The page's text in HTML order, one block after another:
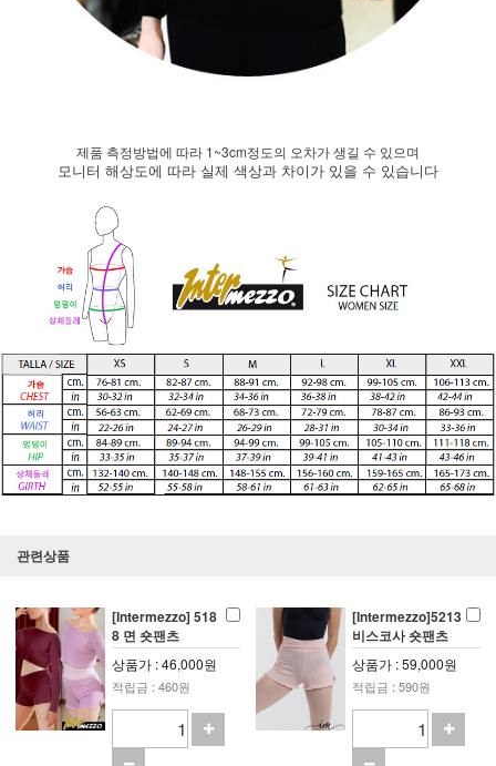
제품 측정방법에 따라 1~3cm정도의 오차가 생길 수 있으며
모니터 해상도에 따라 실제 색상과 차이가 있을 수 있습니다
관련상품
[Intermezzo] 518
8 면 숏팬츠
상품가 : 46,000원
적립금 : 460원
[Intermezzo]5213
비스코사 숏팬츠
상품가 : 59,000원
적립금 : 590원